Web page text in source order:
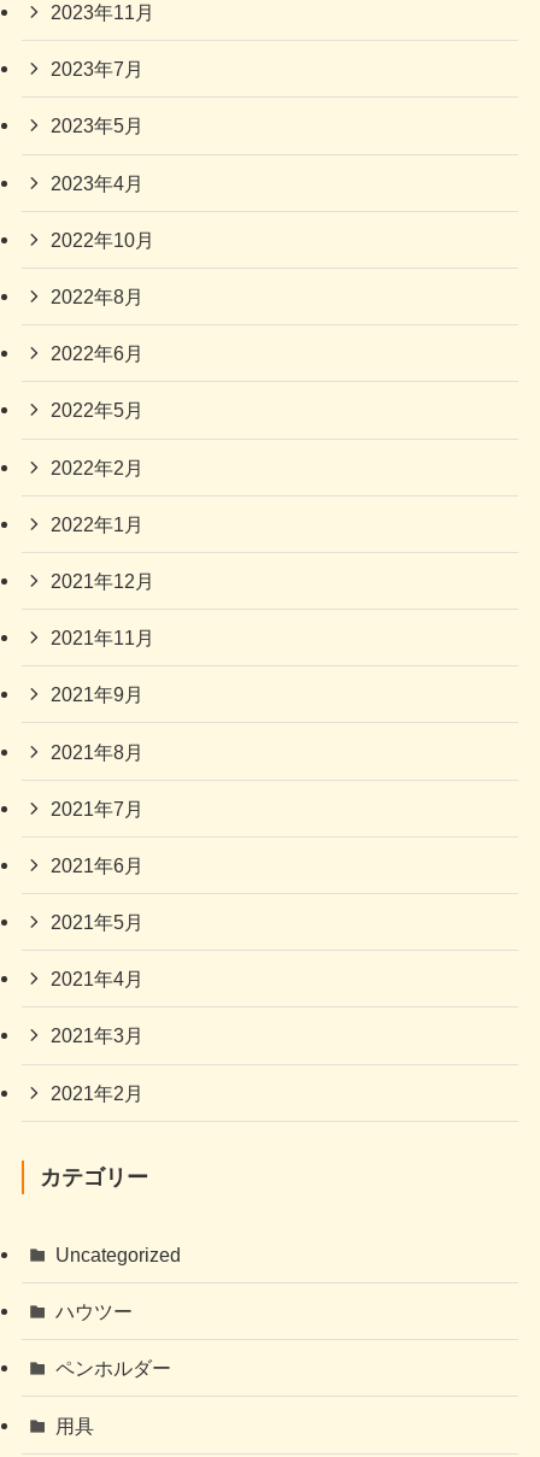
2023年11月
2023年7月
2023年5月
2023年4月
2022年10月
2022年8月
2022年6月
2022年5月
2022年2月
2022年1月
2021年12月
2021年11月
2021年9月
2021年8月
2021年7月
2021年6月
2021年5月
2021年4月
2021年3月
2021年2月
カテゴリー
Uncategorized
ハウツー
ペンホルダー
用具